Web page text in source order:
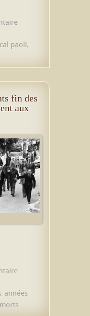
paoli,
fin des
aux
, années